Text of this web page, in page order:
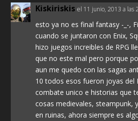
Kiskiriskis el 11 junio, 2013 a las
esto ya no es final fantasy -_-,
cuando se juntaron con Enix,
hizo juegos increibles de RPG
que no este mal pero porque
aun me quedo con las sagas
10 todos esos fueron joyas del
combate unico e historias que
cosas medievales, steampunk,
en ruinas, ahora siempre es